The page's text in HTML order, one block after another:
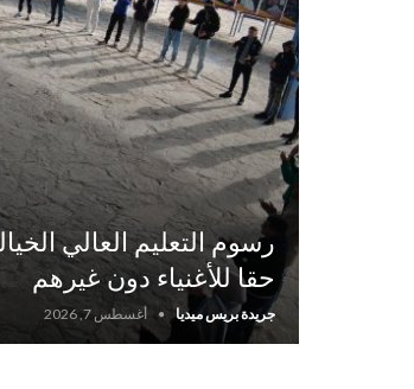
رسوم التعليم العالي
حقا للأغنياء دون غيرهم
جريدة بريس ميديا أغسطس 7, 2026